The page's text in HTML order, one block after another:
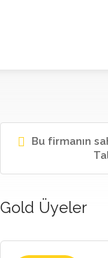
Bu firmanın
Gold Üyeler